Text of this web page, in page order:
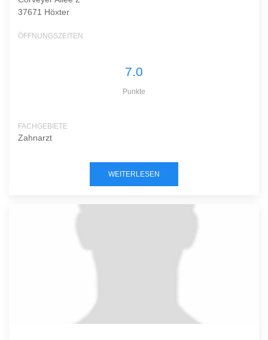
37671 Höxter
ÖFFNUNGSZEITEN
7.0
Punkte
FACHGEBIETE
Zahnarzt
WEITERLESEN